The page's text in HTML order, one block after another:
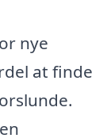
nye
at finde